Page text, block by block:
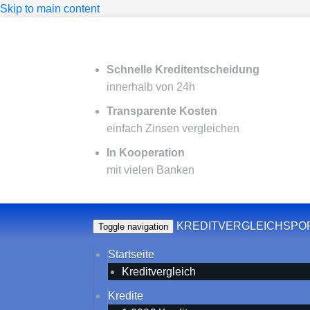
Skip to main content
Schnelle Kreditentscheidung
innerhalb von 24h
Transparente Kosten
einfach Zinsen vergleichen
In Kooperation
mit vielen Banken
Toggle navigation
Startseite
Kreditvergleich
Kredite